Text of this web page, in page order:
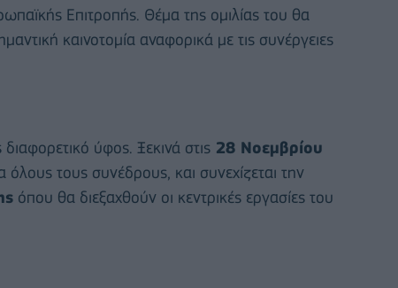
Επιτροπής. Θέμα της ομιλίας του θα
καινοτομία αναφορικά με τις συνέργειες
ύφος. Ξεκινά στις 28 Νοεμβρίου
όλους τους συνέδρους, και συνεχίζεται την
όπου θα διεξαχθούν οι κεντρικές εργασίες του